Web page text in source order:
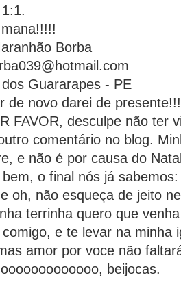
Borba
Guararapes - PE
de novo darei de
FAVOR, desculpe não ter
comentário no blog.
e não é por causa do
o final nós já
oh, não esqueça de jeito
terrinha quero que
e te levar na minha
amor por voce não
beijocas.